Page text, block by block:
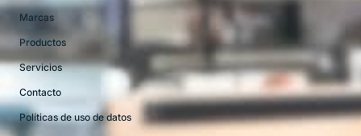
Marcas
Productos
Servicios
Contacto
Políticas de uso de datos